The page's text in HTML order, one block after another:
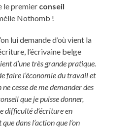
le premier conseil
Nothomb !
lui demande d’où vient la
l’écrivaine belge
d’une très grande pratique.
faire l’économie du travail et
cesse de me demander des
que je puisse donner,
difficulté d’écriture en
dans l’action que l’on